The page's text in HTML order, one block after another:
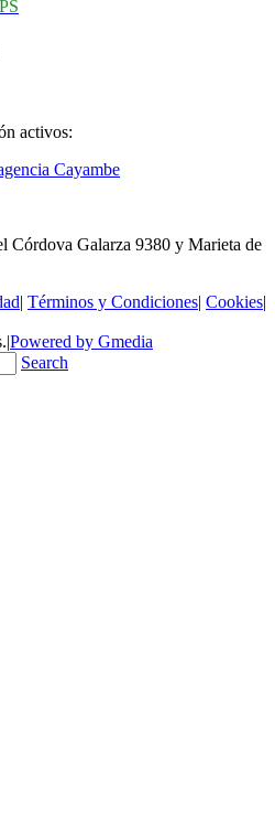
activos:
Cayambe
Córdova Galarza 9380 y Marieta de
| Términos y Condiciones| Cookies|
|Powered by Gmedia
Search